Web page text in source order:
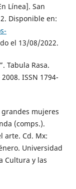
Línea]. San
Disponible en:
el 13/08/2022.
Tabula Rasa.
ISSN 1794-
grandes mujeres
(comps.).
arte. Cd. Mx:
Universidad
Cultura y las